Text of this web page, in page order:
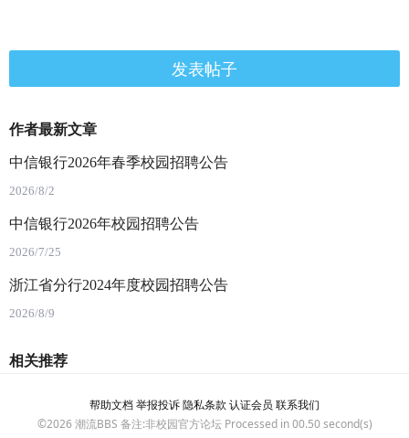
发表帖子
作者最新文章
中信银行2026年春季校园招聘公告
2026/8/2
中信银行2026年校园招聘公告
2026/7/25
浙江省分行2024年度校园招聘公告
2026/8/9
相关推荐
帮助文档举报投诉隐私条款 认证会员 联系我们
©2026潮流BBS 备注:非校园官方论坛 Processed in 00.50 second(s)